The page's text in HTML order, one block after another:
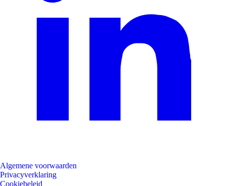
Algemene voorwaarden
Privacyverklaring
Cookiebeleid